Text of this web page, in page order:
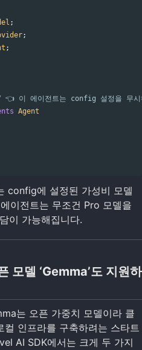
;
;
;
에이전트는 config 설정을 무시
Agent
config에 설정된 가성비 모델
에이전트는 무조건 Pro 모델을
이 가능해집니다.
모델 ‘Gemma’도 지원하
는 오픈 가중치 모델이라 클
인프라를 구축하려는 스타트
AI SDK에서는 크게 두 가지